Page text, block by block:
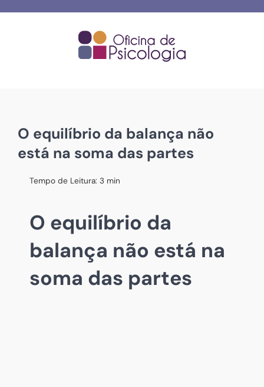
O equilíbrio da balança não
está na soma das partes
Tempo de Leitura: 3 min
O equilíbrio da
balança não está na
soma das partes